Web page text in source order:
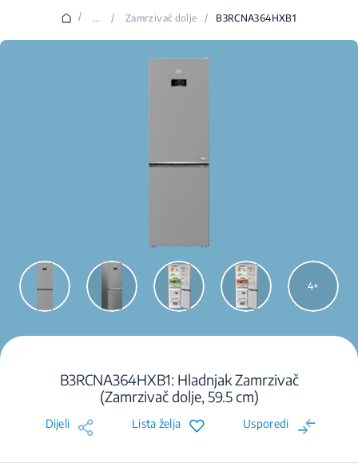
/ ... / Zamrzivač dolje / B3RCNA364HXB1
4
B3RCNA364HXB1: Hladnjak Zamrzivač
(Zamrzivač dolje, 59.5 cm)
Dijeli Lista želja Usporedi